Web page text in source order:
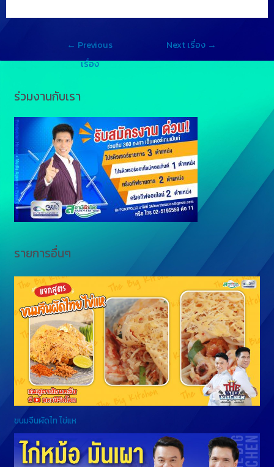
g
e
r
n
k
← Previous
เรื่อง
Next เรื่อง →
ร่วมงานกับเรา
รายการอื่นๆ
ขนมจีนผัดไท ไข่แห